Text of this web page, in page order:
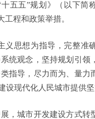
五五”规划》（以下简
程和政策举措。
思想为指导，完整准
统观念，坚持规划引领
指导，尽力而为、量力
现代化人民城市提供坚
城市开发建设方式转